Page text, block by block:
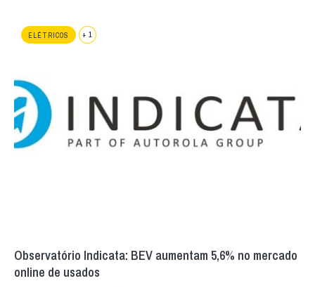
ELÉTRICOS + 1
Observatório Indicata: BEV aumentam 5,6% no mercado
online de usados